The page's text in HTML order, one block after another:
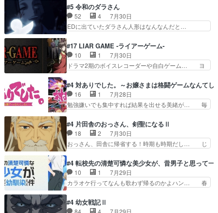
組みか‥Lv200帯の… そのために役割を超越する
者の出現させるた… アリスのお陰で他の勇者達も
共闘してくれ魔…
ちゃんの恋愛話をしたり、タバコを生産… ここう
っすら思ったことズバリ言ってくれて… おかし
い、さわやかだ 世話好きの陰に支配… ヤクねこ
のクワガタ取りの話見て切なくなっ… 普段は選別
れww唐突な作画力の正… なんか今日はかなり一
瞬で終わっちまったっ… 先週と比べてまだまとも
に見えた。4話は過…
#5 令和のダラさん
52 4
7月30日
EDに出ていたダラさん人形はなんなんだと…
惨な過去がきっちり現代に継承されている… ダラ
さんと姉弟の母との出会いの話やはりダ… ダラさ
んの過去話も佳境…げに恐ろしいは人… 第５話感
想：２人の過剰な貢ぎ物?の礼とし… 第５話感
系列が4話と入れ替わってるのね… こんなデカイ
のどうやって運ぶんだよ！？姉… ダラさん、人型
形態にもなれるんか!?w髪…
#17 LIAR GAME -ライアーゲーム-
10 1
7月30日
ドラマ2期のボイスレコーダーや自白ゲーム… ヨ
国の奴らも馬鹿が多いが、夜の国も同じ… ご視聴
ありがとうございました来週もよろし… 握った◯
治郎（中の人的に）仲間であるプレ… ヨコヤの頭
の回転の速さと人間の心理を利用… 夜の国のヨコ
で夜の国の独裁支配を強化、… やはりヨコヤいい
ですね。昼の国が勝てる流… 役で出演いたしまし
た。次回も緊張が止まり…
#4 対ありでした。～お嬢さまは格闘ゲームなんてし
16 1
7月28日
勉強嫌いでも集中すれば結果を出せる美緒が… 毎
なゲームも相手が強すぎるとやる気無く… テー
マ：テスト勉強と大会感想は、美緒がテ… すげー
ーーーーーーーー良い……。女性声優… 深夜の格
ゲー対戦よりテストの方がよっぽど… 真剣に授業
ストに向けて勉強会！美緒ちゃ… 受験勉強と戦闘
の2択なら戦闘を選ぶ娘w美… 勉強嫌いでバトル
を選ぶって、ひぐらしの沙…
#4 片田舎のおっさん、剣聖になるⅡ
18 2
7月30日
おっさん、田舎に帰省する！時期も時期だし… じ
れない爺さんには夢が詰まってると思う… クル
ニ、ヘンブリッツ、ミュイと一緒におっ… 帰省、
お供ヒロインはクルニ。順番的には確… 父親から
手紙が来た。サーベルボアの退治の… ここでヘン
家に帰ることに・ベリルはミュ… おっさんの親と
#4 転校先の清楚可憐な美少女が、昔男子と思って一
10 1
7月29日
カラオケ行ってなんも歌わず帰るのかよハン… 春
やらあの女優さんが春希のお母さんのよ… 春希ち
ゃん姫ちゃんに野菜の子も凄え可愛い… 隼人くん
#4 幼女戦記Ⅱ
84 4
7月29日